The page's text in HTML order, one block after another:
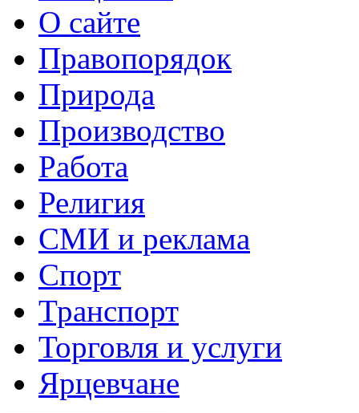
О сайте
Правопорядок
Природа
Производство
Работа
Религия
СМИ и реклама
Спорт
Транспорт
Торговля и услуги
Ярцевчане